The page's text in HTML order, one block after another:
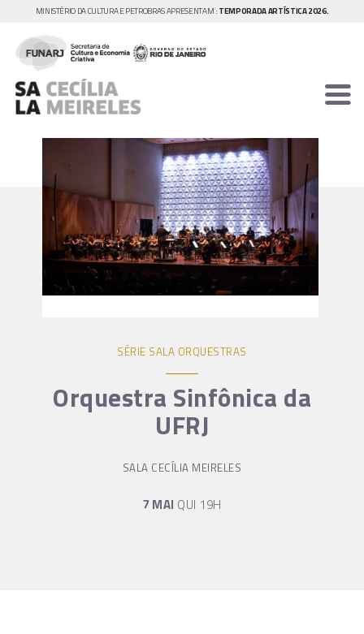
MINISTÉRIO DA CULTURA E PETROBRAS APRESENTAM : TEMPORADA ARTÍSTICA 2026.
SÉRIE SALA ORQUESTRAS
Orquestra Sinfônica da
UFRJ
SALA CECÍLIA MEIRELES
7 MAI QUI 19H